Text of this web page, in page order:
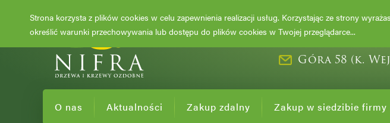
Góra 58 (k.
O nas Aktualności Zakup zdalny Zakup w siedzibie firmy
Strona korzysta z plików cookies w celu zapewnienia realizacji usług. Korzystając ze strony
określić warunki przechowywania lub dostępu do plików cookies w Twojej przeglądarce...